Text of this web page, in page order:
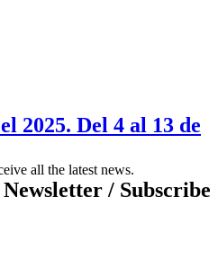
2025. Del 4 al 13 de
all the latest news.
/ Subscribe